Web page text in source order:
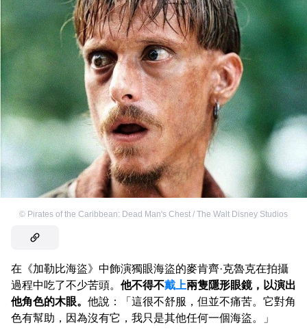
© Pirates of the Caribbean: Dead Man's Chest / The Walt Disney Studios
在《加勒比海盜》中飾演獨眼海盜的麥肯齊·克魯克在拍攝
過程中吃了不少苦頭。 他不得不戴上兩隻隱形眼鏡，以演出
他角色的木眼。 他說：「這很不舒服，但並不痛苦。它對角
色有幫助，因為沒有它，我只是其他任何一個海盜。」